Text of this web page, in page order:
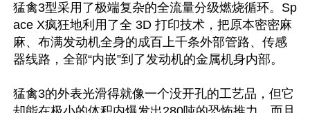
猛禽3型采用了极端复杂的全流量分级燃烧循环。Sp
ace X疯狂地利用了全 3D 打印技术，把原本密密麻
麻、布满发动机全身的成百上千条外部管路、传感
器线路，全部“内嵌”到了发动机的金属机身内部。
猛禽3的外表光滑得就像一个没开孔的工艺品，但它